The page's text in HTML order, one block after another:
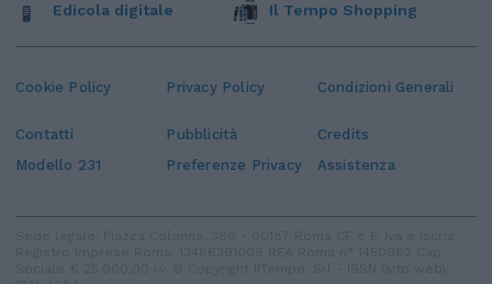
Cookie Policy Privacy Policy Condizioni Generali
Contatti Pubblicità
Credits
Modello 231
Preferenze Privacy Assistenza
Edicola digitale Il Tempo Shopping